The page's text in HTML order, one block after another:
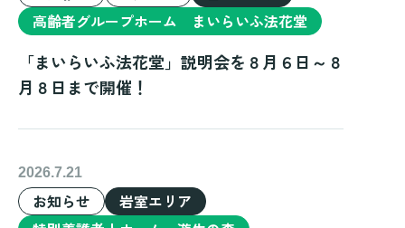
高齢者グループホーム まいらいふ法花堂
「まいらいふ法花堂」説明会を８月６日～８
月８日まで開催！
2026.7.21
お知らせ
岩室エリア